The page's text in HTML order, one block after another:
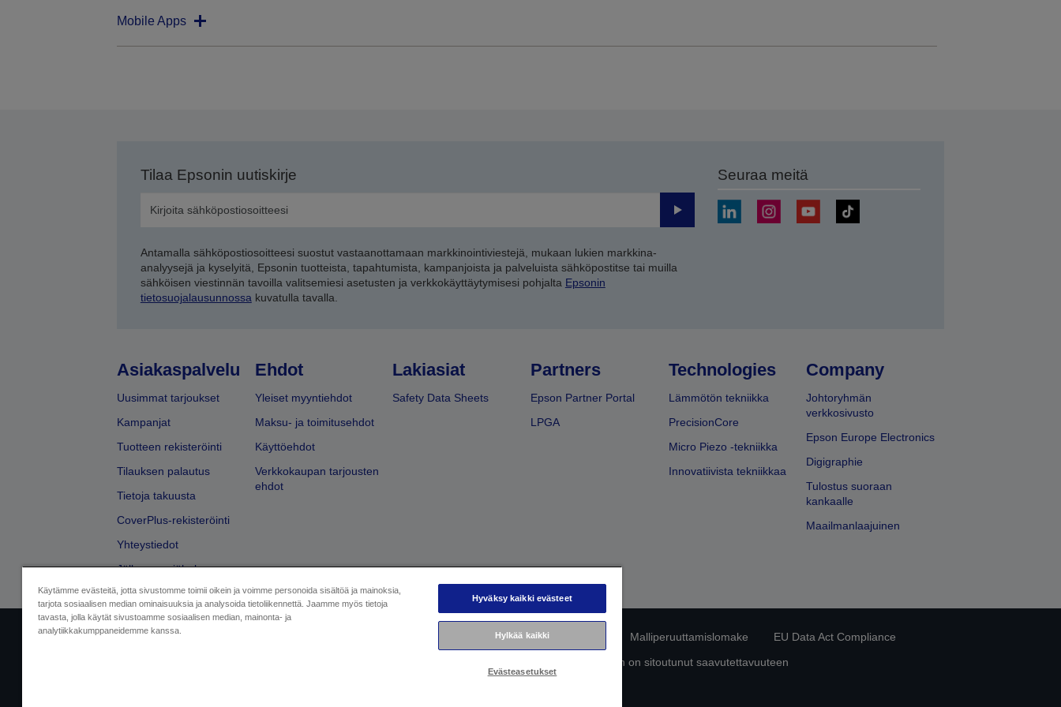
Mobile Apps
Tilaa Epsonin uutiskirje
Lähetä
Antamalla sähköpostiosoitteesi suostut vastaanottamaan markkinointiviestejä, mukaan lukien markkina-
analyysejä ja kyselyitä, Epsonin tuotteista, tapahtumista, kampanjoista ja palveluista sähköpostitse tai muilla
sähköisen viestinnän tavoilla valitsemiesi asetusten ja verkkokäyttäytymisesi pohjalta Epsonin
tietosuojalausunnossakuvatulla tavalla.
Seuraa meitä
Asiakaspalvelu
Uusimmat tarjoukset
Kampanjat
Tuotteen rekisteröinti
Tilauksen palautus
Tietoja takuusta
CoverPlus-rekisteröinti
Yhteystiedot
Jälleenmyyjähaku
Ehdot
Yleiset myyntiehdot
Maksu- ja toimitusehdot
Käyttöehdot
Verkkokaupan tarjousten
ehdot
Lakiasiat
Safety Data Sheets
Partners
Epson Partner Portal
LPGA
Technologies
Lämmötön tekniikka
PrecisionCore
Micro Piezo -tekniikka
Innovatiivista tekniikkaa
Company
Johtoryhmän
verkkosivusto
Epson Europe Electronics
Digigraphie
Tulostus suoraan
kankaalle
Maailmanlaajuinen
Yritystiedot Tietosuojailmoitus Malliperuuttamislomake
EU Data Act Compliance
Epson on sitoutunut saavutettavuuteen
Käytämme evästeitä, jotta sivustomme toimii oikein ja voimme personoida sisältöä ja mainoksia,
tarjota sosiaalisen median ominaisuuksia ja analysoida tietoliikennettä. Jaamme myös tietoja
tavasta, jolla käytät sivustoamme sosiaalisen median, mainonta- ja
analytiikkakumppaneidemme kanssa.
Hyväksy kaikki evästeet
Hylkää kaikki
Evästeasetukset